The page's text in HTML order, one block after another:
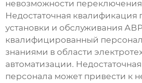
невозможности
Недостаточная квалификация
установки и обслуживания
квалифицированный
знаниями в области
автоматизации.
персонала может привести к